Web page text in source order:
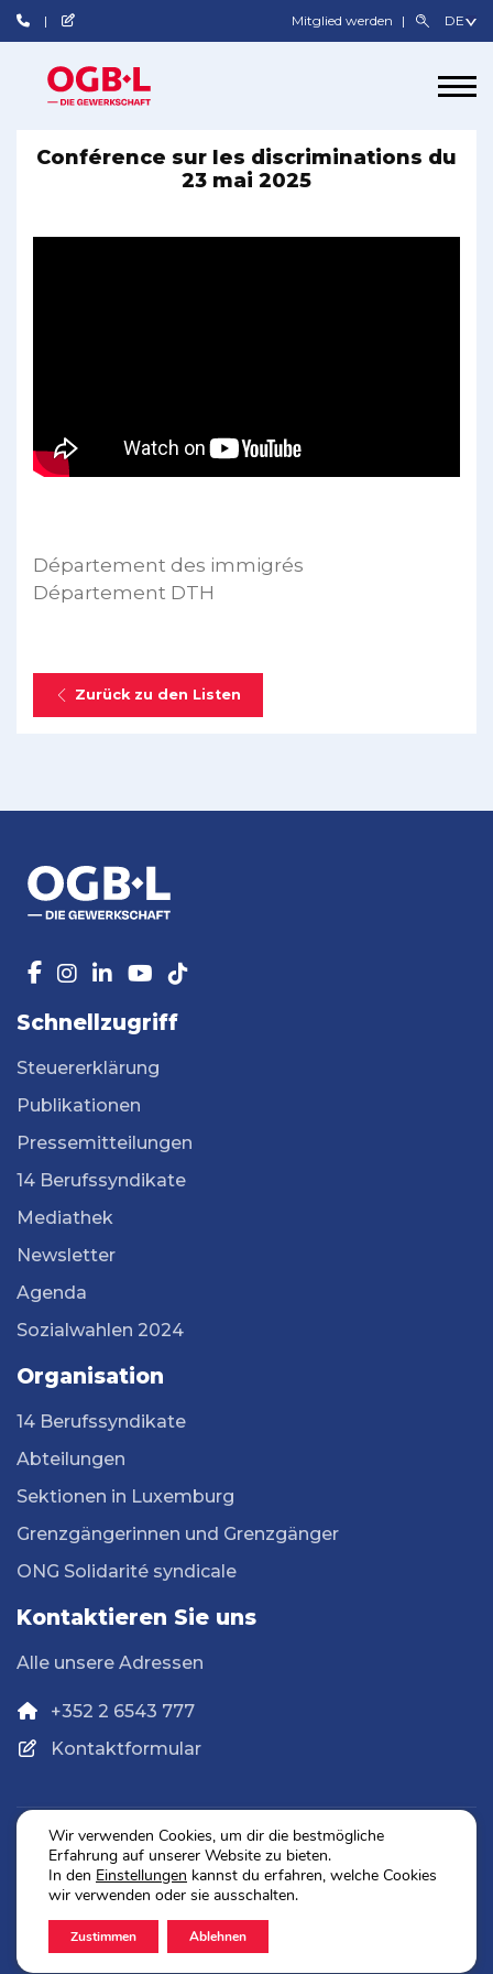
Mitglied werden
Conférence sur les discriminations du
23 mai 2025
Département des immigrés
Département DTH
Zurück zu den Listen
Schnellzugriff
Steuererklärung
Publikationen
Pressemitteilungen
14 Berufssyndikate
Mediathek
Newsletter
Agenda
Sozialwahlen 2024
Organisation
14 Berufssyndikate
Abteilungen
Sektionen in Luxemburg
Grenzgängerinnen und Grenzgänger
ONG Solidarité syndicale
Kontaktieren Sie uns
Alle unsere Adressen
+352 2 6543 777
Kontaktformular
Datenschutz
Impressum
2026 © OGBL. Alle Rechte vorbehalten.
Wir verwenden Cookies, um dir die bestmögliche
Erfahrung auf unserer Website zu bieten.
In den Einstellungen kannst du erfahren, welche Cookies
wir verwenden oder sie ausschalten.
Zustimmen Ablehnen